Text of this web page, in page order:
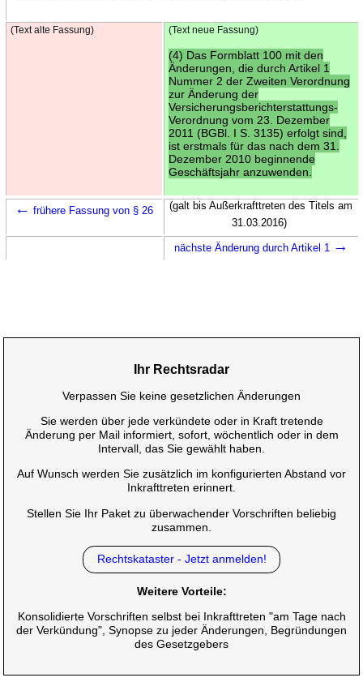
(Text alte Fassung) (Text neue Fassung)
(4) Das Formblatt 100 mit den
Änderungen, die durch Artikel 1
Nummer 2 der Zweiten Verordnung
zur Änderung der
Versicherungsberichterstattungs-
Verordnung vom 23. Dezember
2011 (BGBl. I S. 3135) erfolgt sind,
ist erstmals für das nach dem 31.
Dezember 2010 beginnende
Geschäftsjahr anzuwenden.
← frühere Fassung von § 26
(galt bis Außerkrafttreten des Titels am
31.03.2016)
nächste Änderung durch Artikel 1 →
Ihr Rechtsradar
Verpassen Sie keine gesetzlichen Änderungen
Sie werden über jede verkündete oder in Kraft tretende
Änderung per Mail informiert, sofort, wöchentlich oder in dem
Intervall, das Sie gewählt haben.
Auf Wunsch werden Sie zusätzlich im konfigurierten Abstand vor
Inkrafttreten erinnert.
Stellen Sie Ihr Paket zu überwachender Vorschriften beliebig
zusammen.
Rechtskataster - Jetzt anmelden!
Weitere Vorteile:
Konsolidierte Vorschriften selbst bei Inkrafttreten "am Tage nach
der Verkündung", Synopse zu jeder Änderungen, Begründungen
des Gesetzgebers